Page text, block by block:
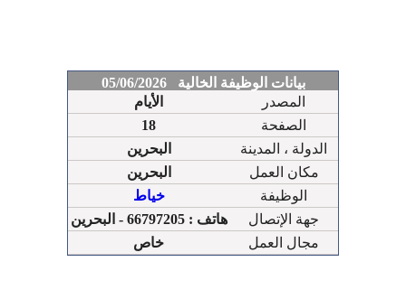
بيانات الوظيفة الخالية 05/06/2026
الأيام
المصدر
18
الصفحة
البحرين
الدولة ، المدينة
البحرين
مكان العمل
خياط
الوظيفة
هاتف : 66797205 - البحرين
جهة الإتصال
خاص
مجال العمل